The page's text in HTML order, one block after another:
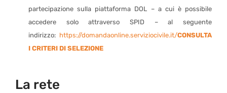
partecipazione sulla piattaforma DOL – a cui è possibile
accedere solo attraverso SPID – al seguente
indirizzo: https://domandaonline.serviziocivile.it/CONSULTA
I CRITERI DI SELEZIONE
La rete